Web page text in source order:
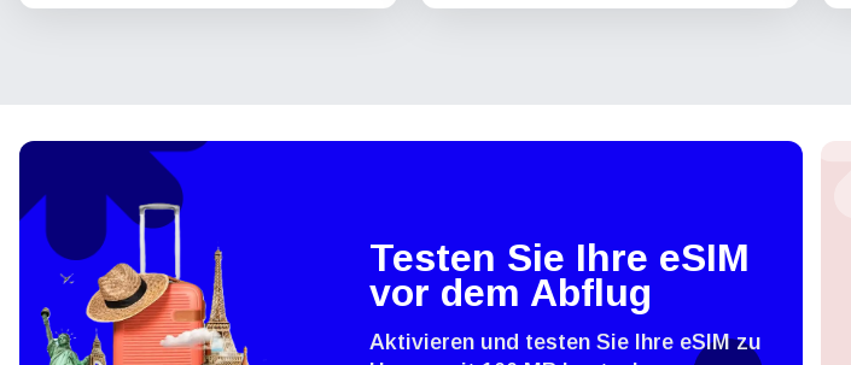
Testen Sie Ihre eSIM
vor dem Abflug
Aktivieren und testen Sie Ihre eSIM zu